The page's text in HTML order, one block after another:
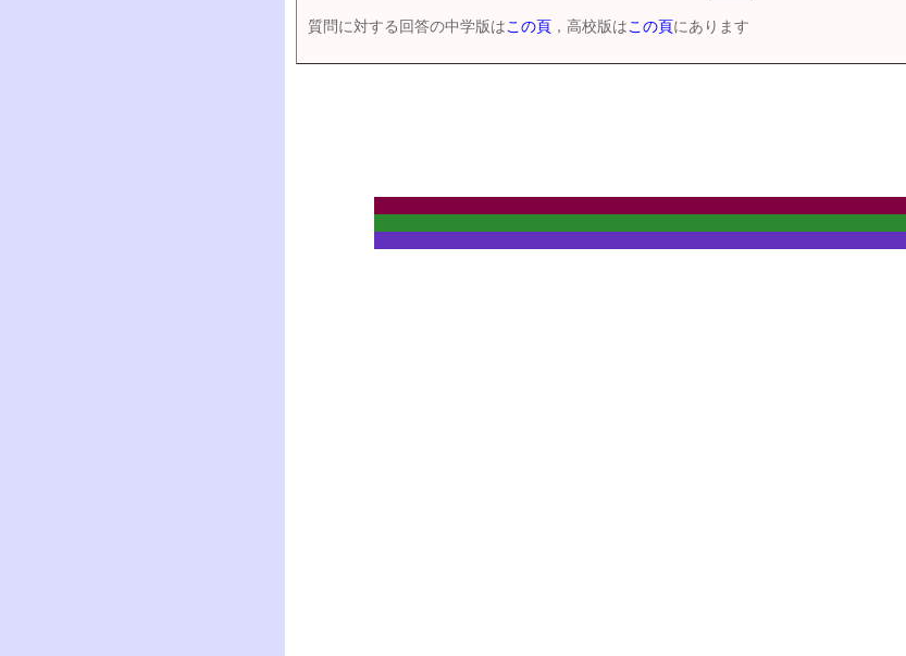
質問に対する回答の中学版はこの頁 ，高校版はこの頁にあります